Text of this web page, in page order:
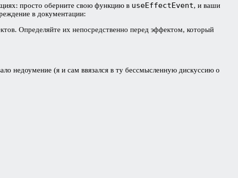
просто оберните свою функцию в useEffectEvent, и ваши
в документации:
Определяйте их непосредственно перед эффектом, который
недоумение (я и сам ввязался в ту бессмысленную дискуссию о